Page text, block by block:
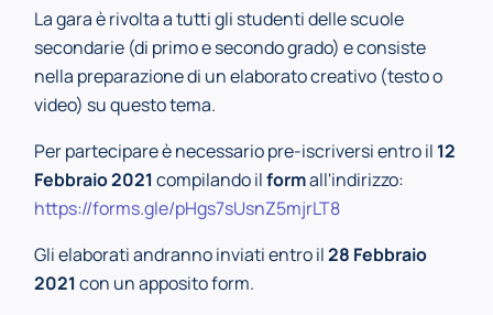
La gara è rivolta a tutti gli studenti delle scuole
secondarie (di primo e secondo grado) e consiste
nella preparazione di un elaborato creativo (testo o
video) su questo tema.
Per partecipare è necessario pre-iscriversi entro il 12
Febbraio 2021 compilando ilformall'indirizzo:
https://forms.gle/pHgs7sUsnZ5mjrLT8
Gli elaborati andranno inviati entro il28 Febbraio
2021 con un apposito form.